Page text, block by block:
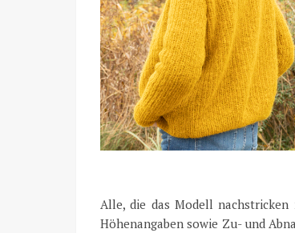
Alle, die das Modell nachstricken
Höhenangaben sowie Zu- und